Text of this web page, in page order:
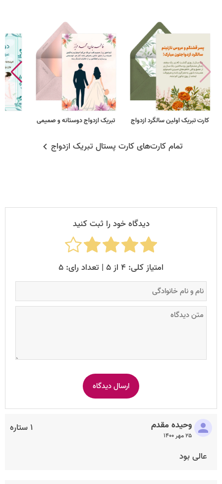
کارت تبریک اولین سالگرد ازدواج تبریک ازدواج دوستانه و صمیمی
تمام کارت‌های کارت پستال تبریک ازدواج
دیدگاه خود را ثبت کنید
امتیاز کلی: ۴ از ۵ | تعداد رای: ۵
۱ ستاره وحیده مقدم
۲۵ مهر ۱۴۰۰
عالی بود